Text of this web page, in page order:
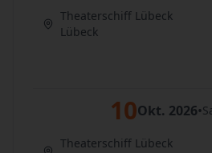
Theaterschiff Lübeck
Lübeck
10Okt. 2026•
Theaterschiff Lübeck